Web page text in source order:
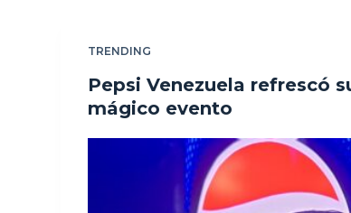
TRENDING
Pepsi Venezuela refrescó
mágico evento